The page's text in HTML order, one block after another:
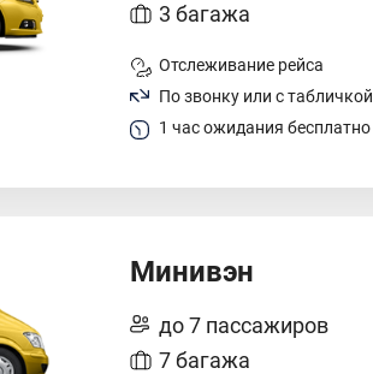
3 багажа
Отслеживание рейса
По звонку или с табличкой
1 час ожидания бесплатно
Минивэн
до 7 пассажиров
7 багажа